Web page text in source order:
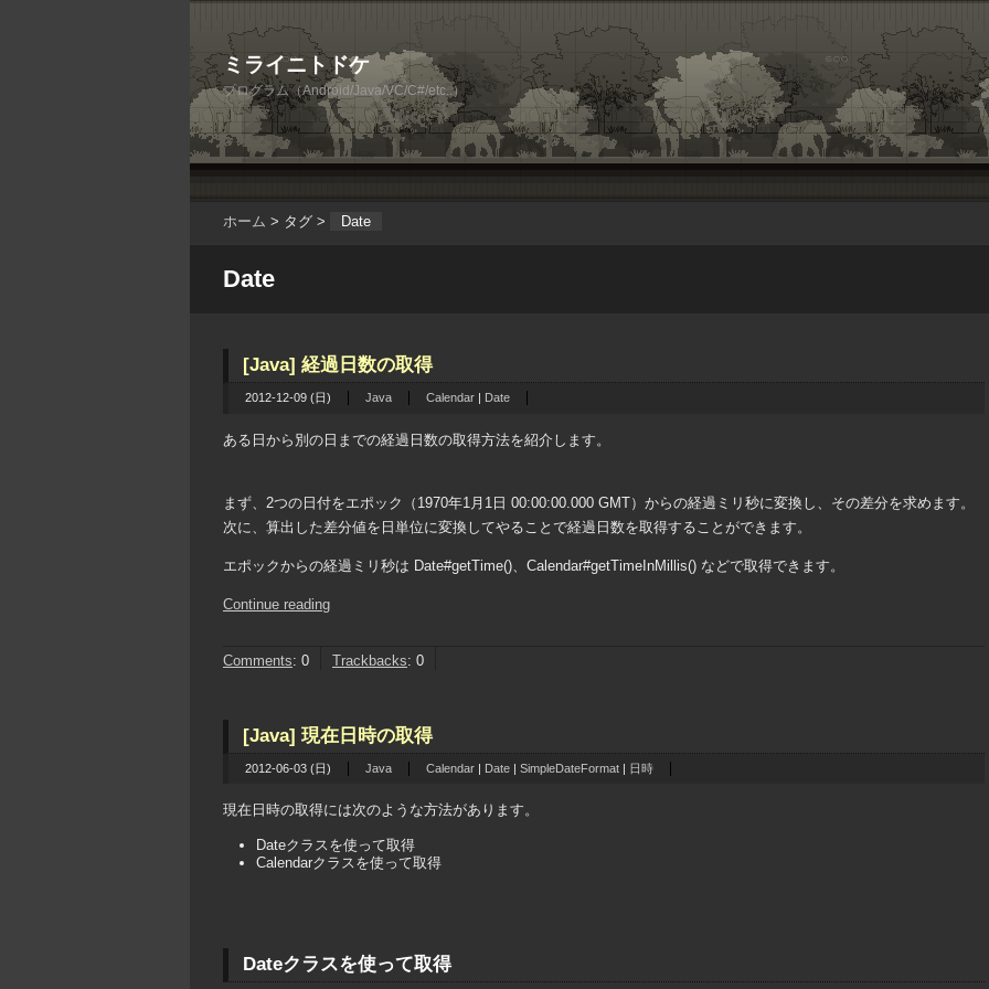
ミライニトドケ
プログラム（Android/Java/VC/C#/etc..）
ホーム > タグ > Date
Date
[Java] 経過日数の取得
2012-12-09 (日) Java Calendar Date
ある日から別の日までの経過日数の取得方法を紹介します。
まず、2つの日付をエポック（1970年1月1日 00:00:00.000 GMT）からの経過ミリ秒に変換し、その差分を求めます。
次に、算出した差分値を日単位に変換してやることで経過日数を取得することができます。
エポックからの経過ミリ秒は Date#getTime()、Calendar#getTimeInMillis() などで取得できます。
Continue reading
Comments: 0 Trackbacks: 0
[Java] 現在日時の取得
2012-06-03 (日) Java Calendar | Date | SimpleDateFormat | 日時
現在日時の取得には次のような方法があります。
Dateクラスを使って取得
Calendarクラスを使って取得
Dateクラスを使って取得